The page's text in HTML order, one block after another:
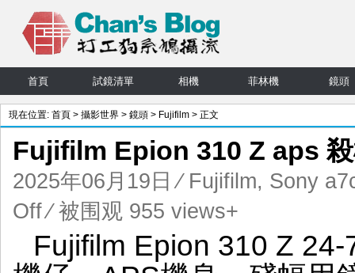
首頁 試鏡清單 相機 菲林機 鏡頭
現在位置: 首頁 > 攝影世界 > 鏡頭 > Fujifilm > 正文
Fujifilm Epion 310 Z aps
2025年06月19日 ⁄ Fujifilm, Sony
Offon
Fujifilm
Epion
310
⁄ 被围观 955 views+
Fujifilm Epion 310 Z